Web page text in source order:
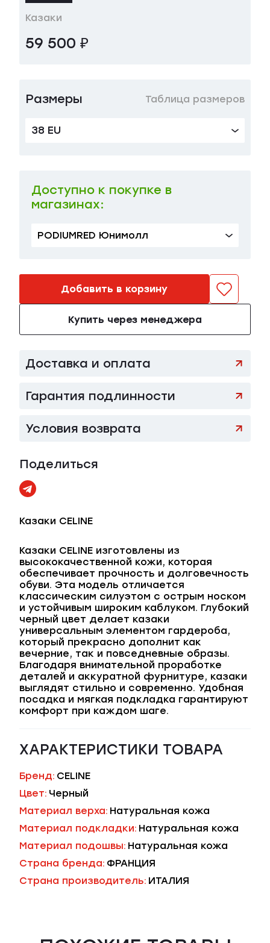
Казаки
59 500 ₽
Размеры Таблица размеров
38 EU
Доступно к покупке в
магазинах:
PODIUMRED Юнимолл
Добавить в корзину
Купить через менеджера
Доставка и оплата
Гарантия подлинности
Условия возврата
Поделиться
Казаки CELINE
Казаки CELINE изготовлены из
высококачественной кожи, которая
обеспечивает прочность и долговечность
обуви. Эта модель отличается
классическим силуэтом с острым носком
и устойчивым широким каблуком. Глубокий
черный цвет делает казаки
универсальным элементом гардероба,
который прекрасно дополнит как
вечерние, так и повседневные образы.
Благодаря внимательной проработке
деталей и аккуратной фурнитуре, казаки
выглядят стильно и современно. Удобная
посадка и мягкая подкладка гарантируют
комфорт при каждом шаге.
ХАРАКТЕРИСТИКИ ТОВАРА
Бренд: CELINE
Цвет: Черный
Материал верха: Натуральная кожа
Материал подкладки: Натуральная кожа
Материал подошвы: Натуральная кожа
Страна бренда: ФРАНЦИЯ
Страна производитель: ИТАЛИЯ